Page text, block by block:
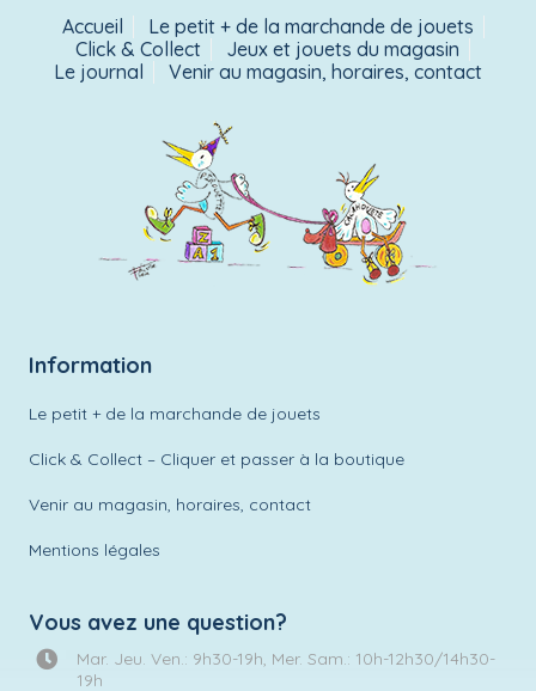
Accueil
Le petit + de la marchande de jouets
Click & Collect
Jeux et jouets du magasin
Le journal
Venir au magasin, horaires, contact
Information
Le petit + de la marchande de jouets
Click & Collect – Cliquer et passer à la boutique
Venir au magasin, horaires, contact
Mentions légales
Vous avez une question?
Mar. Jeu. Ven.: 9h30-19h, Mer. Sam.: 10h-12h30/14h30-
19h